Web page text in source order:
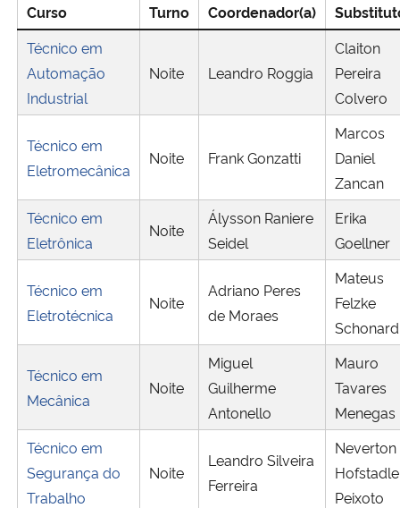
Curso Turno Coordenador(a)
Técnico em
Automação
Industrial
Noite Leandro Roggia
Claiton
Pereira
Colvero
Técnico em
Eletromecânica
Noite Frank Gonzatti
Marcos
Daniel
Zancan
Técnico em
Eletrônica
Noite
Álysson Raniere
Seidel
Erika
Goellner
Técnico em
Eletrotécnica
Noite
Adriano Peres
de Moraes
Mateus
Felzke
Técnico em
Mecânica
Noite
Miguel
Guilherme
Antonello
Mauro
Tavares
Menegas
Técnico em
Segurança do
Trabalho
Noite
Leandro Silveira
Ferreira
Neverton
Peixoto